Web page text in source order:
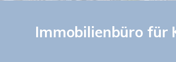
Immobilienbüro für